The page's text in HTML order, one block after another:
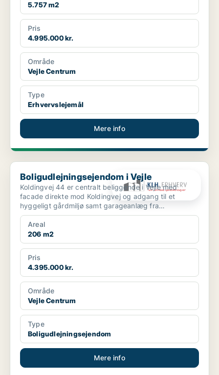
5.757 m2
Pris
4.995.000 kr.
Område
Vejle Centrum
Type
Erhvervslejemål
Mere info
Boligudlejningsejendom i Vejle
Boligudlejningsejendom i Vejle
Koldingvej 44 er centralt beliggende i Vejle med
facade direkte mod Koldingvej og adgang til et
hyggeligt gårdmiljø samt garageanlæg fra
Bleggaardsgade. Ejen...
Areal
206 m2
Pris
4.395.000 kr.
Område
Vejle Centrum
Type
Boligudlejningsejendom
Mere info